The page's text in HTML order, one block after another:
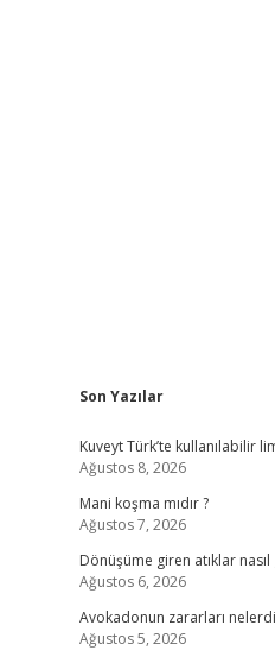
Sidebar
Son Yazılar
Kuveyt Türk’te kullanılabilir
Ağustos 8, 2026
Mani koşma mıdır ?
Ağustos 7, 2026
Dönüşüme giren atıklar
Ağustos 6, 2026
Avokadonun zararları
Ağustos 5, 2026